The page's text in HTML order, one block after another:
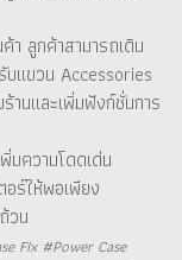
า ลูกค้าสามารถเดิน
บแขวน Accessories
ร้านและเพิ่มฟังก์ชั่นการ
มความโดดเด่น
อร์ให้พอเพียง
วน
FIx #Power Case